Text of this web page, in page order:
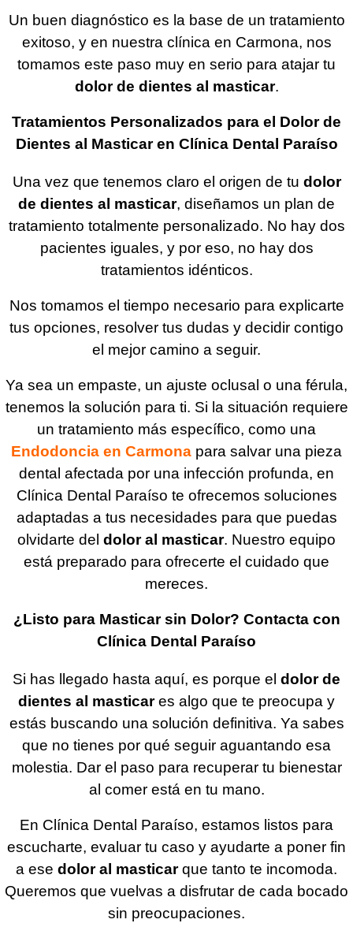
Un buen diagnóstico es la base de un tratamiento
exitoso, y en nuestra clínica en Carmona, nos
tomamos este paso muy en serio para atajar tu
dolor de dientes al masticar.
Tratamientos Personalizados para el Dolor de
Dientes al Masticar en Clínica Dental Paraíso
Una vez que tenemos claro el origen de tu dolor
de dientes al masticar, diseñamos un plan de
tratamiento totalmente personalizado. No hay dos
pacientes iguales, y por eso, no hay dos
tratamientos idénticos.
Nos tomamos el tiempo necesario para explicarte
tus opciones, resolver tus dudas y decidir contigo
el mejor camino a seguir.
Ya sea un empaste, un ajuste oclusal o una férula,
tenemos la solución para ti. Si la situación requiere
un tratamiento más específico, como una
Endodoncia en Carmona para salvar una pieza
dental afectada por una infección profunda, en
Clínica Dental Paraíso te ofrecemos soluciones
adaptadas a tus necesidades para que puedas
olvidarte del dolor al masticar. Nuestro equipo
está preparado para ofrecerte el cuidado que
mereces.
¿Listo para Masticar sin Dolor? Contacta con
Clínica Dental Paraíso
Si has llegado hasta aquí, es porque el dolor de
dientes al masticares algo que te preocupa y
estás buscando una solución definitiva. Ya sabes
que no tienes por qué seguir aguantando esa
molestia. Dar el paso para recuperar tu bienestar
al comer está en tu mano.
En Clínica Dental Paraíso, estamos listos para
escucharte, evaluar tu caso y ayudarte a poner fin
a ese dolor al masticarque tanto te incomoda.
Queremos que vuelvas a disfrutar de cada bocado
sin preocupaciones.